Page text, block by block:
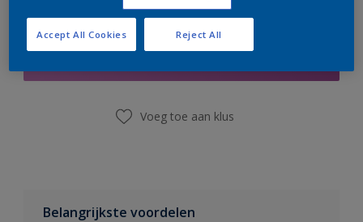
Boodschappenlijst
Voeg toe aan klus
Belangrijkste voordelen
Reject All
Accept All Cookies